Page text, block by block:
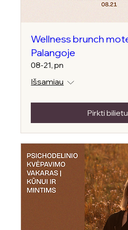
Wellness brunch
Palangoje
08-21, pn
Išsamiau
Pirkti